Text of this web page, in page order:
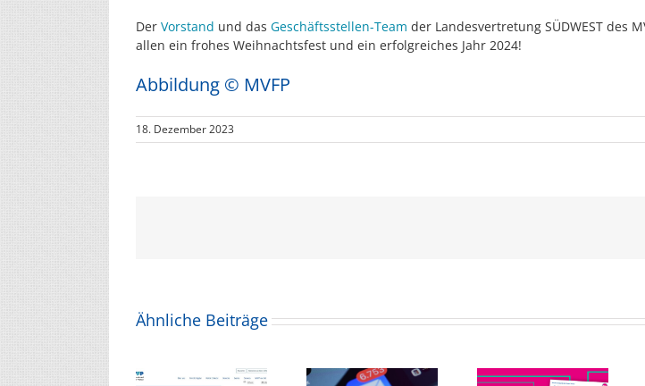
Der Vorstand und das Geschäftsstellen-Team der Landesvertretung SÜDWEST des
allen ein frohes Weihnachtsfest und ein erfolgreiches Jahr 2024!
Abbildung © MVFP
18. Dezember 2023
Ähnliche Beiträge